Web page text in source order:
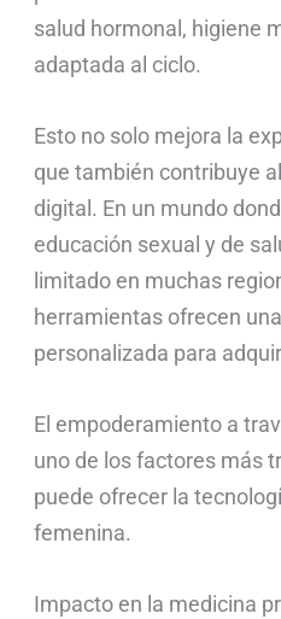
salud hormonal, higiene
adaptada al ciclo.
Esto no solo mejora la
que también contribuye
digital. En un mundo
educación sexual y de
limitado en muchas
herramientas ofrecen
personalizada para
El empoderamiento a
uno de los factores más
puede ofrecer la
femenina.
Impacto en la medicina